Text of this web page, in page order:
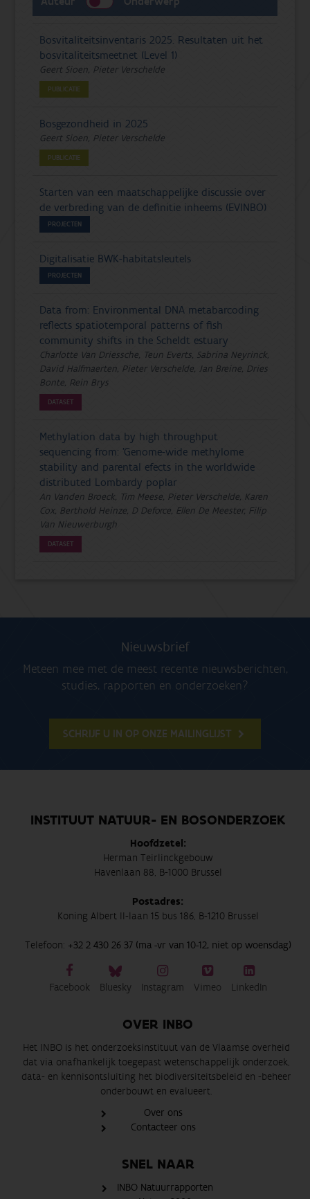
Bosvitaliteitsinventaris 2025. Resultaten uit het
bosvitaliteitsmeetnet (Level 1)
Geert Sioen, Pieter Verschelde
PUBLICATIE
Bosgezondheid in 2025
Geert Sioen, Pieter Verschelde
PUBLICATIE
Starten van een maatschappelijke discussie over
de verbreding van de definitie inheems (EVINBO)
PROJECTEN
Digitalisatie BWK-habitatsleutels
PROJECTEN
Data from: Environmental DNA metabarcoding
reflects spatiotemporal patterns of fish
community shifts in the Scheldt estuary
Charlotte Van Driessche, Teun Everts, Sabrina Neyrinck,
David Halfmaerten, Pieter Verschelde, Jan Breine, Dries
Bonte, Rein Brys
DATASET
Methylation data by high throughput
sequencing from: ’Genome-wide methylome
stability and parental efects in the worldwide
distributed Lombardy poplar
An Vanden Broeck, Tim Meese, Pieter Verschelde, Karen
Cox, Berthold Heinze, D Deforce, Ellen De Meester, Filip
Van Nieuwerburgh
DATASET
Nieuwsbrief
Meteen mee met de meest recente nieuwsberichten,
studies, rapporten en onderzoeken?
SCHRIJF U IN OP ONZE MAILINGLIJST
INSTITUUT NATUUR- EN BOSONDERZOEK
Hoofdzetel:
Herman Teirlinckgebouw
Havenlaan 88, B-1000 Brussel
Postadres:
Koning Albert II-laan 15 bus 186, B-1210 Brussel
Telefoon: +32 2 430 26 37 (ma -vr van 10-12, niet op woensdag)
Facebook Bluesky Instagram Vimeo LinkedIn
OVER INBO
Het INBO is het onderzoeksinstituut van de Vlaamse overheid
dat via onafhankelijk toegepast wetenschappelijk onderzoek,
data- en kennisontsluiting het biodiversiteitsbeleid en -beheer
onderbouwt en evalueert.
Over ons
Contacteer ons
SNEL NAAR
INBO Natuurrapporten